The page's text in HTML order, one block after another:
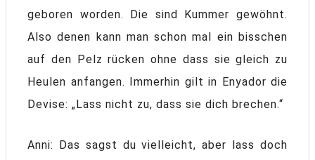
geboren worden. Die sind Kummer gewöhnt.
Also denen kann man schon mal ein bisschen
auf den Pelz rücken ohne dass sie gleich zu
Heulen anfangen. Immerhin gilt in Enyador die
Devise: „Lass nicht zu, dass sie dich brechen.“
Anni: Das sagst du vielleicht, aber lass doch